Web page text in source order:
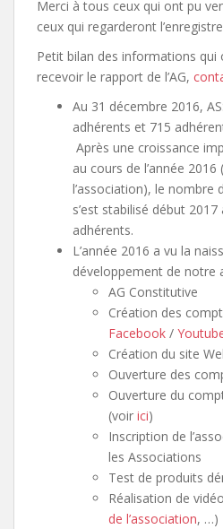
Merci à tous ceux qui ont pu
ceux qui regarderont
Petit bilan des informations
recevoir le rapport de l’AG,
Au 31 décembre 2016,
adhérents et 715
Après une croissance
au cours de l’année
l’association), le nombre
s’est stabilisé début
adhérents.
L’année 2016 a vu la
développement de notre
AG Constitutive
Création des
Facebook /
Création du site
Ouverture des
Ouverture du
(voir ici)
Inscription de
les Associations
Test de produits
Réalisation de
de l’association, …)